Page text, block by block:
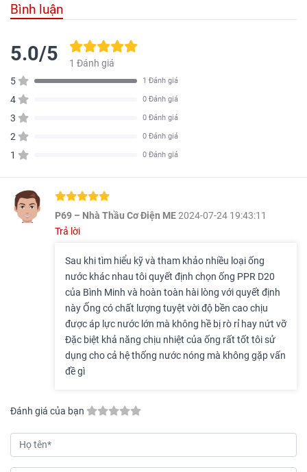
Bình luận
5.0/5
1 Đánh giá
5
1 Đánh giá
4 0 Đánh giá
3 0 Đánh giá
2 0 Đánh giá
1 0 Đánh giá
P69 – Nhà Thầu Cơ Điện ME2024-07-24 19:43:11
Trả lời
Sau khi tìm hiểu kỹ và tham khảo nhiều loại ống
nước khác nhau tôi quyết định chọn ống PPR D20
của Bình Minh và hoàn toàn hài lòng với quyết định
này Ống có chất lượng tuyệt vời độ bền cao chịu
được áp lực nước lớn mà không hề bị rò rỉ hay nứt vỡ
Đặc biệt khả năng chịu nhiệt của ống rất tốt tôi sử
dụng cho cả hệ thống nước nóng mà không gặp vấn
đề gì
Đánh giá của bạn